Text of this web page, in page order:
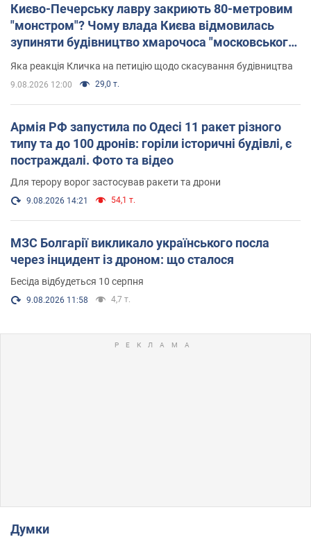
Києво-Печерську лавру закриють 80-метровим
"монстром"? Чому влада Києва відмовилась
зупиняти будівництво хмарочоса "московського
вірянина"
Яка реакція Кличка на петицію щодо скасування будівництва
9.08.2026 12:00 29,0 т.
Армія РФ запустила по Одесі 11 ракет різного
типу та до 100 дронів: горіли історичні будівлі, є
постраждалі. Фото та відео
Для терору ворог застосував ракети та дрони
9.08.2026 14:21 54,1 т.
МЗС Болгарії викликало українського посла
через інцидент із дроном: що сталося
Бесіда відбудеться 10 серпня
9.08.2026 11:58 4,7 т.
Думки